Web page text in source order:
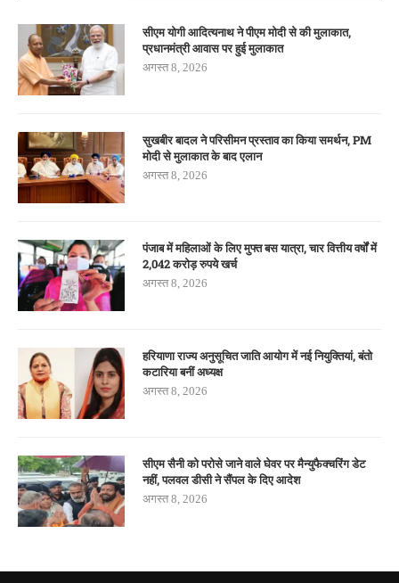
सीएम योगी आदित्यनाथ ने पीएम मोदी से की मुलाकात,
प्रधानमंत्री आवास पर हुई मुलाकात
अगस्त 8, 2026
सुखबीर बादल ने परिसीमन प्रस्ताव का किया समर्थन, PM
मोदी से मुलाकात के बाद एलान
अगस्त 8, 2026
पंजाब में महिलाओं के लिए मुफ्त बस यात्रा, चार वित्तीय वर्षों में
2,042 करोड़ रुपये खर्च
अगस्त 8, 2026
हरियाणा राज्य अनुसूचित जाति आयोग में नई नियुक्तियां, बंतो
कटारिया बनीं अध्यक्ष
अगस्त 8, 2026
सीएम सैनी को परोसे जाने वाले घेवर पर मैन्युफैक्चरिंग डेट
नहीं, पलवल डीसी ने सैंपल के दिए आदेश
अगस्त 8, 2026